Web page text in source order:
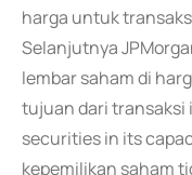
harga untuk
Selanjutnya
lembar saham di
tujuan dari transaksi
securities in its
kepemilikan saham